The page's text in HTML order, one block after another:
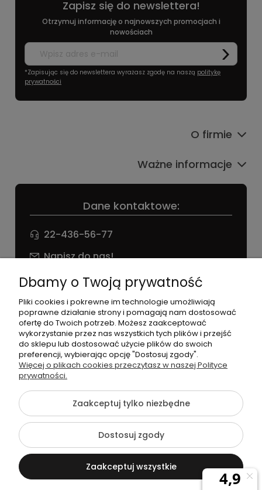
Zapisz się do newslettera!
Otrzymuj informację o najnowszych promocjach i
nowościach
*Zapisując się do newslettera wyrażasz zgodę na naszą politykę
prywatności
Dane kontaktowe:
22-436-56-77
Napisz do nas!
NIP: 826 186 42 29
O firmie
Ważne informacje
©2026 Wszelkie Prawa Zastrzeżone | agneess sklep
internetowy
Szablon Flex byEcommercy
Pokaż pełną wersję strony
Sklep internetowy Shoper Premium
Dbamy o Twoją prywatność
Pliki cookies i pokrewne im technologie umożliwiają
poprawne działanie strony i pomagają nam dostosować
ofertę do Twoich potrzeb. Możesz zaakceptować
wykorzystanie przez nas wszystkich tych plików i przejść
do sklepu lub dostosować użycie plików do swoich
preferencji, wybierając opcję "Dostosuj zgody".
Więcej o plikach cookies przeczytasz w naszej Polityce
prywatności.
Zaakceptuj tylko niezbędne
Dostosuj zgody
Zaakceptuj wszystkie